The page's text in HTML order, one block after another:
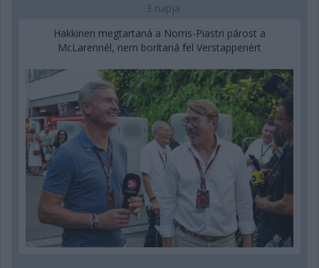
3 napja
Hakkinen megtartaná a Norris-Piastri párost a
McLarennél, nem borítaná fel Verstappenért